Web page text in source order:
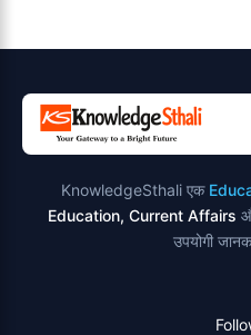
KnowledgeSthali एक
Education, Current Affairs
उपयोगी